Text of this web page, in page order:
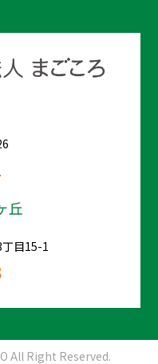
丘
目15-1
All Right Reserved.